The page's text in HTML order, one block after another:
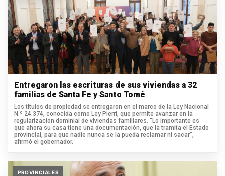
Entregaron las escrituras de sus viviendas a 32
familias de Santa Fe y Santo Tomé
Los títulos de propiedad se entregaron en el marco de la Ley Nacional
N.º 24.374, conocida como Ley Pierri, que permite avanzar en la
regularización dominial de viviendas familiares. “Lo importante es
que ahora su casa tiene una documentación, que la tramita el Estado
provincial, para que nadie nunca se la pueda reclamar ni sacar”,
afirmó el gobernador.
PROVINCIALES